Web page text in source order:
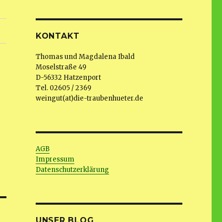
KONTAKT
Thomas und Magdalena Ibald
Moselstraße 49
D-56332 Hatzenport
Tel. 02605 / 2369
weingut(at)die-traubenhueter.de
AGB
Impressum
Datenschutzerklärung
UNSER BLOG